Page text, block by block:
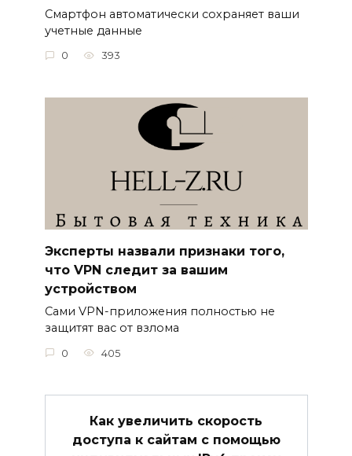
Смартфон автоматически сохраняет ваши
учетные данные
0 393
Эксперты назвали признаки того,
что VPN следит за вашим
устройством
Сами VPN-приложения полностью не
защитят вас от взлома
0 405
Как увеличить скорость
доступа к сайтам с помощью